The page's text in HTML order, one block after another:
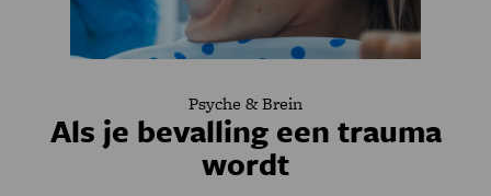
Psyche & Brein
Als je bevalling een trauma
wordt